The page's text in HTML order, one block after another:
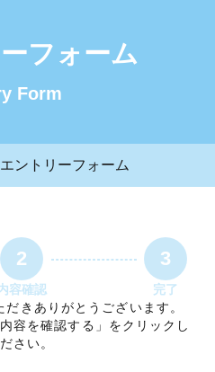
フォーム
Form
エントリーフォーム
2
容確認
3
完了
きありがとうございます。
容を確認する」をクリックし
さい。